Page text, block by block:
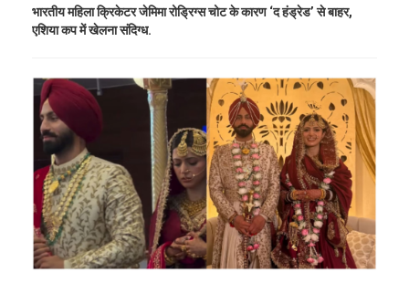
भारतीय महिला क्रिकेटर जेमिमा रोड्रिग्स चोट के कारण ‘द हंड्रेड’ से बाहर,
एशिया कप में खेलना संदिग्ध.